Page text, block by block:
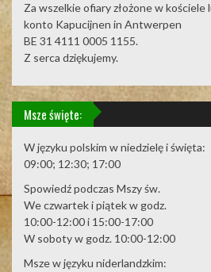
Za wszelkie ofiary złożone w kościele
konto Kapucijnen in Antwerpen
BE 31 4111 0005 1155.
Z serca dziękujemy.
Msze święte:
W języku polskim w niedzielę i święta:
09:00; 12:30; 17:00
Spowiedź podczas Mszy św.
We czwartek i piątek w godz.
10:00-12:00 i 15:00-17:00
W soboty w godz. 10:00-12:00
Msze w języku niderlandzkim: